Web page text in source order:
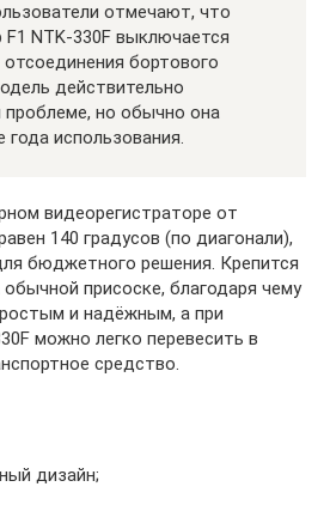
отмечают, что
F1 NTK-330F выключается
бортового
действительно
но обычно она
года использования.
видеорегистраторе от
140 градусов (по диагонали),
бюджетного решения. Крепится
присоске, благодаря чему
и надёжным, а при
можно легко перевесить в
средство.
дизайн;